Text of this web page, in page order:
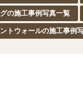
の施工事例写真一覧
トウォールの施工事例